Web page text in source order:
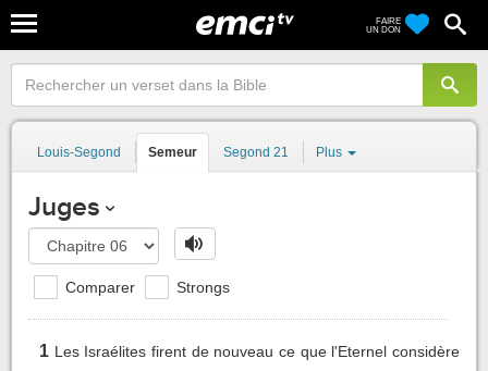
FAIRE
UN DON
Louis-Segond Semeur Segond 21 Plus
Juges
Comparer Strongs
1 Les Israélites firent de nouveau ce que l'Eternel considère